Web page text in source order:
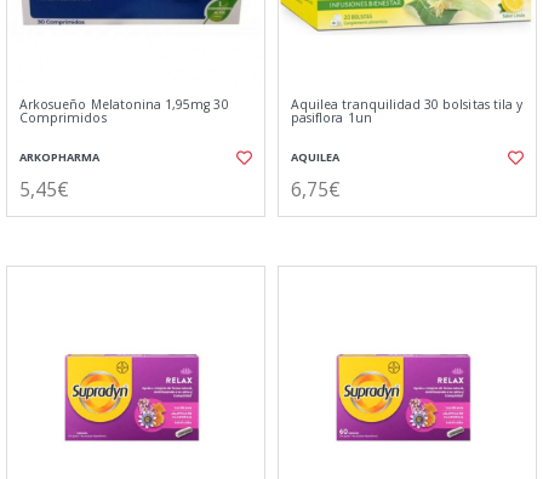
Arkosueño Melatonina 1,95mg 30
Comprimidos
ARKOPHARMA
5,45€
Aquilea tranquilidad 30 bolsitas tila y
pasiflora 1un
AQUILEA
6,75€